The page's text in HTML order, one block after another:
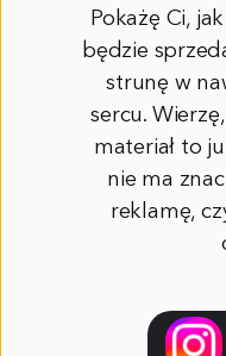
Pokażę Ci,
będzie
strunę w
sercu.
materiał to
nie ma
reklamę,